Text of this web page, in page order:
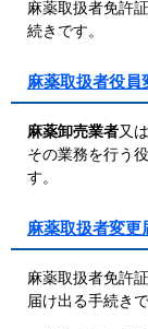
麻薬取扱者免許
続きです。
麻薬取扱者役員
麻薬卸売業者又は
その業務を行う
す。
麻薬取扱者変更
麻薬取扱者免許
届け出る手続きで